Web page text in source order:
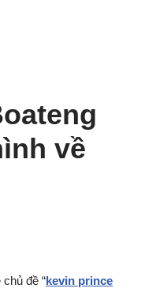
về
đề “kevin prince